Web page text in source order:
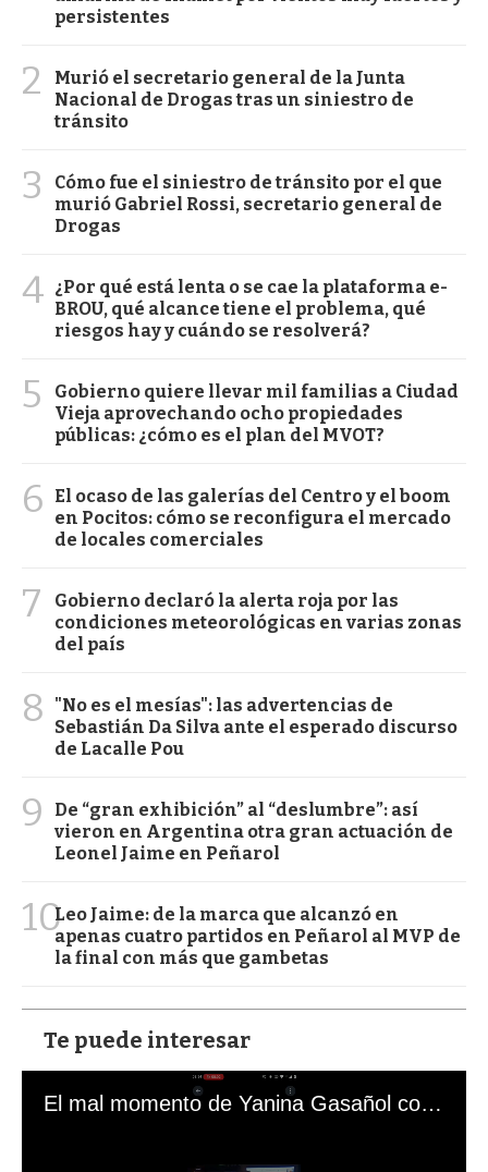
persistentes
2
Murió el secretario general de la Junta
Nacional de Drogas tras un siniestro de
tránsito
3
Cómo fue el siniestro de tránsito por el que
murió Gabriel Rossi, secretario general de
Drogas
4 ¿Por qué está lenta o se cae la plataforma e-
BROU, qué alcance tiene el problema, qué
riesgos hay y cuándo se resolverá?
5
Gobierno quiere llevar mil familias a Ciudad
Vieja aprovechando ocho propiedades
públicas: ¿cómo es el plan del MVOT?
6
El ocaso de las galerías del Centro y el boom
en Pocitos: cómo se reconfigura el mercado
de locales comerciales
7
Gobierno declaró la alerta roja por las
condiciones meteorológicas en varias zonas
del país
8
"No es el mesías": las advertencias de
Sebastián Da Silva ante el esperado discurso
de Lacalle Pou
9
De “gran exhibición” al “deslumbre”: así
vieron en Argentina otra gran actuación de
Leonel Jaime en Peñarol
10Leo Jaime: de la marca que alcanzó en
apenas cuatro partidos en Peñarol al MVP de
la final con más que gambetas
Te puede interesar
El mal momento de Yanina Gasañol con un hincha argentino en "Subrayado"